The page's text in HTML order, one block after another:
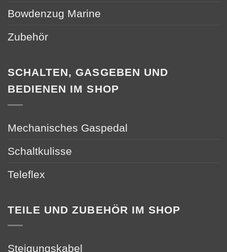
Bowdenzug Marine
Zubehör
SCHALTEN, GASGEBEN UND
BEDIENEN IM SHOP
Mechanisches Gaspedal
Schaltkulisse
Teleflex
TEILE UND ZUBEHÖR IM SHOP
Steigungskabel